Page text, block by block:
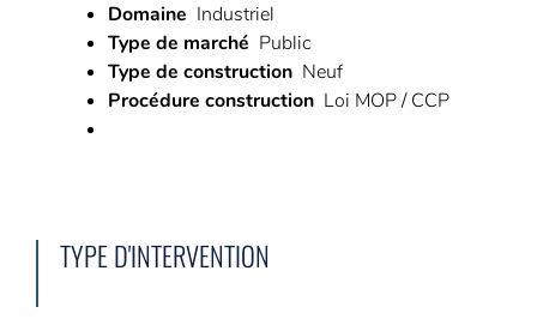
CARRIÈRE
5 bonnes raisons de nous rejoindre
Nos offres du moment
Demande de contact
Domaine Industriel
Type de marché Public
Type de construction Neuf
Procédure construction Loi MOP / CCP
TYPE D'INTERVENTION